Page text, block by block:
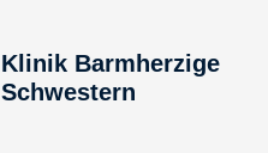
Klinik Barmherzige
Schwestern